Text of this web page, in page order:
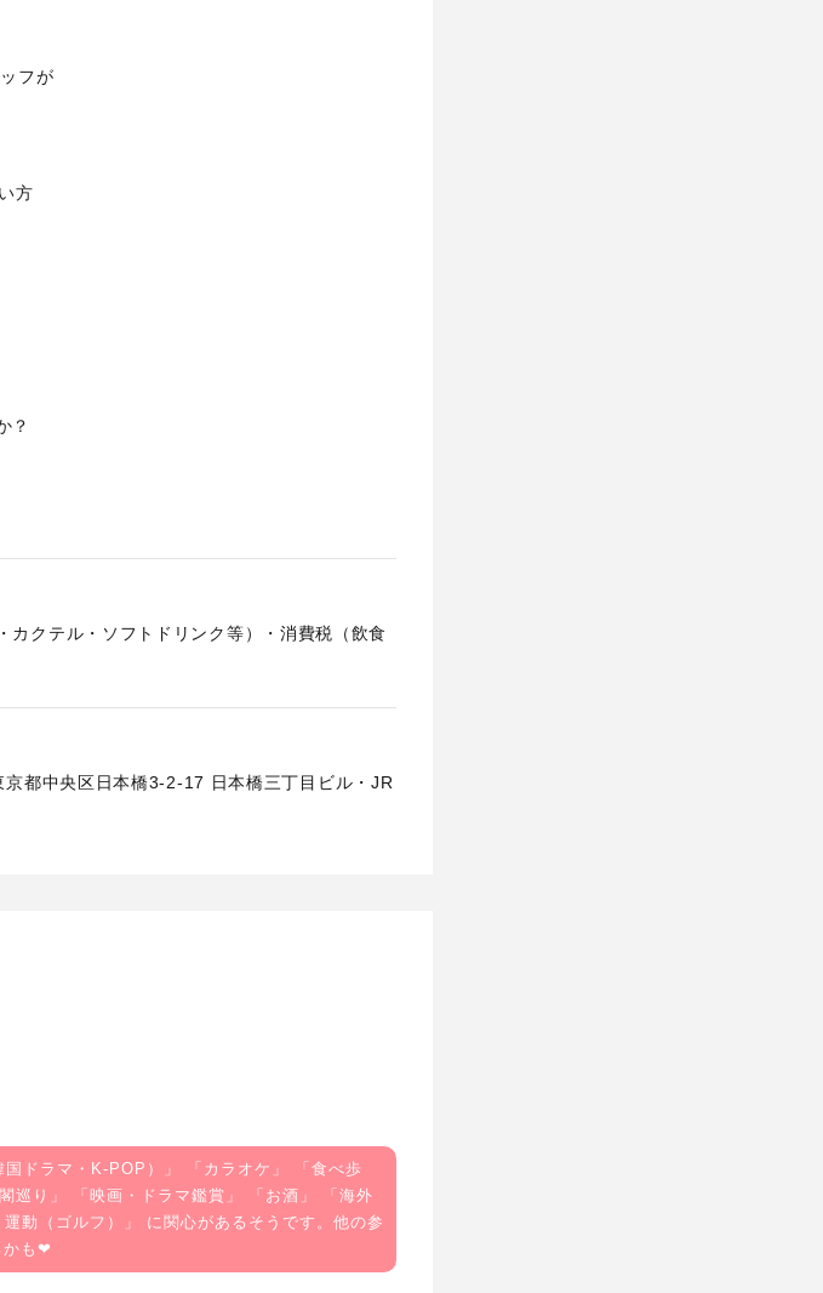
フが
方
？
クテル・ソフトドリンク等）・消費税（飲食
都中央区日本橋3-2-17 日本橋三丁目ビル・JR
国ドラマ・K-POP） 」 「 カラオケ 」 「 食べ歩
巡り 」 「 映画・ドラマ鑑賞 」 「 お酒 」 「 海外
動（ゴルフ）
」 に関心があるそうです。他の参
かも❤